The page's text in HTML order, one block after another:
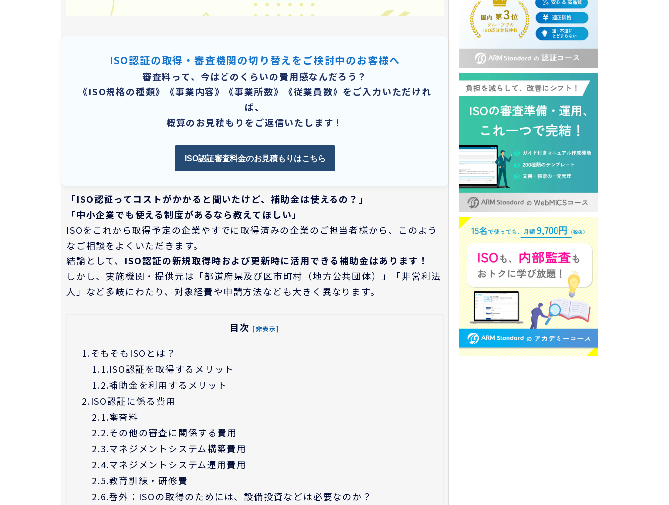
ISO認証の取得・審査機関の切り替えをご検討中のお客様へ
審査料って、今はどのくらいの費用感なんだろう？
《ISO規格の種類》《事業内容》《事業所数》《従業員数》をご入力いただけれ
ば、
概算のお見積もりをご返信いたします！
ISO認証審査料金のお見積もりはこちら
「ISO認証ってコストがかかると聞いたけど、補助金は使えるの？」
「中小企業でも使える制度があるなら教えてほしい」
ISOをこれから取得予定の企業やすでに取得済みの企業のご担当者様から、このよう
なご相談をよくいただきます。
結論として、 ISO認証の新規取得時および更新時に活用できる補助金はあります！
しかし、実施機関・提供元は「都道府県及び区市町村（地方公共団体）」「非営利法
人」など多岐にわたり、対象経費や申請方法なども大きく異なります。
目次 [非表示]
1.そもそもISOとは？
1.1.ISO認証を取得するメリット
1.2.補助金を利用するメリット
2.ISO認証に係る費用
2.1.審査料
2.2.その他の審査に関係する費用
2.3.マネジメントシステム構築費用
2.4.マネジメントシステム運用費用
2.5.教育訓練・研修費
2.6.番外：ISOの取得のためには、設備投資などは必要なのか？